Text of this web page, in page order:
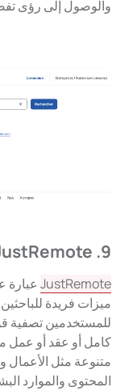
والوصول إلى رؤى
9. JustRemote
JustRemote
ميزات فريدة
للمستخدمين تصفية
كامل أو عقد أو عمل
متنوعة مثل الأعمال
المحتوى والموارد